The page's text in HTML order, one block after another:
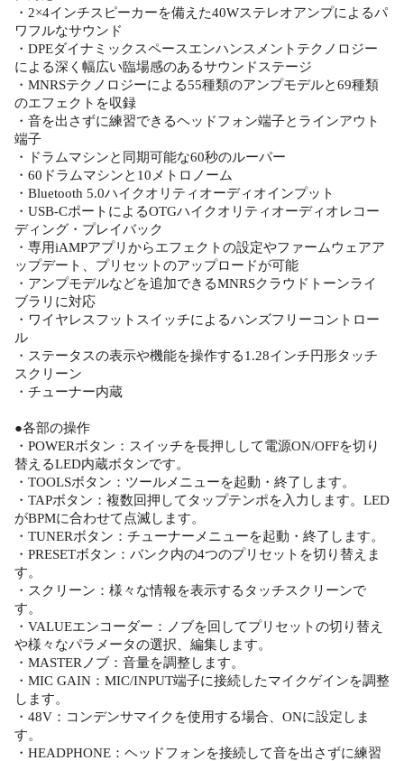
・2×4インチスピーカーを備えた40Wステレオアンプによるパ
ワフルなサウンド
・DPEダイナミックスペースエンハンスメントテクノロジー
による深く幅広い臨場感のあるサウンドステージ
・MNRSテクノロジーによる55種類のアンプモデルと69種類
のエフェクトを収録
・音を出さずに練習できるヘッドフォン端子とラインアウト
端子
・ドラムマシンと同期可能な60秒のルーパー
・60ドラムマシンと10メトロノーム
・Bluetooth 5.0ハイクオリティオーディオインプット
・USB-CポートによるOTGハイクオリティオーディオレコー
ディング・プレイバック
・専用iAMPアプリからエフェクトの設定やファームウェアア
ップデート、プリセットのアップロードが可能
・アンプモデルなどを追加できるMNRSクラウドトーンライ
ブラリに対応
・ワイヤレスフットスイッチによるハンズフリーコントロー
ル
・ステータスの表示や機能を操作する1.28インチ円形タッチ
スクリーン
・チューナー内蔵
●各部の操作
・POWERボタン：スイッチを長押しして電源ON/OFFを切り
替えるLED内蔵ボタンです。
・TOOLSボタン：ツールメニューを起動・終了します。
・TAPボタン：複数回押してタップテンポを入力します。LED
がBPMに合わせて点滅します。
・TUNERボタン：チューナーメニューを起動・終了します。
・PRESETボタン：バンク内の4つのプリセットを切り替えま
す。
・スクリーン：様々な情報を表示するタッチスクリーンで
す。
・VALUEエンコーダー：ノブを回してプリセットの切り替え
や様々なパラメータの選択、編集します。
・MASTERノブ：音量を調整します。
・MIC GAIN：MIC/INPUT端子に接続したマイクゲインを調整
します。
・48V：コンデンサマイクを使用する場合、ONに設定しま
す。
・HEADPHONE：ヘッドフォンを接続して音を出さずに練習